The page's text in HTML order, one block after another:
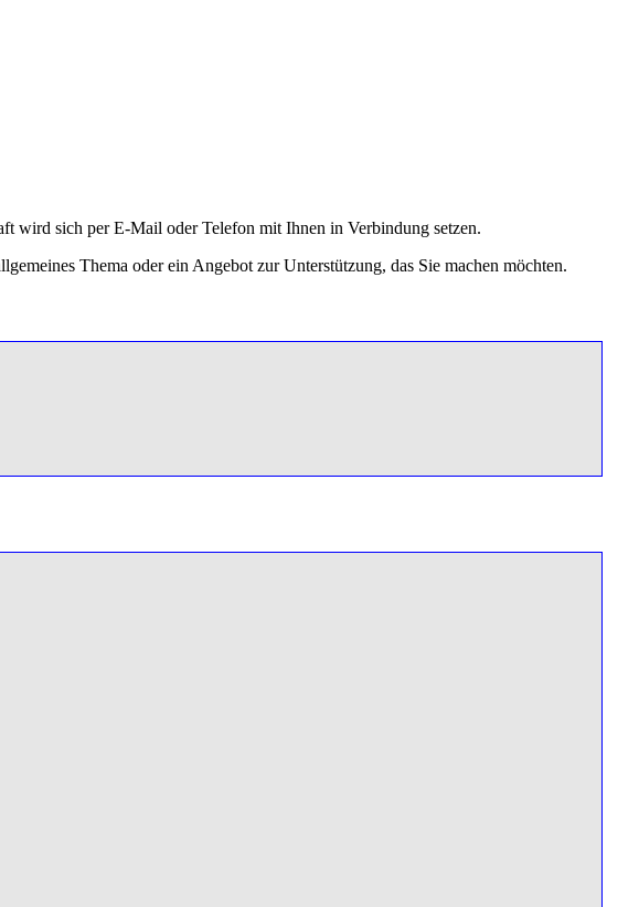
wird sich per E-Mail oder Telefon mit Ihnen in Verbindung setzen.
Thema oder ein Angebot zur Unterstützung, das Sie machen möchten.